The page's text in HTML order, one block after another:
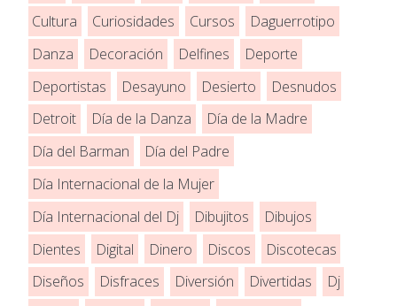
Cultura
Curiosidades Cursos
Daguerrotipo
Danza
Decoración Delfines
Deporte
Deportistas
Desayuno Desierto
Desnudos
Detroit
Día de la Danza
Día de la Madre
Día del Barman
Día del Padre
Día Internacional de la Mujer
Día Internacional del Dj
Dibujitos
Dibujos
Dientes
Digital Dinero Discos
Discotecas
Diseños
Disfraces Diversión Divertidas
Dj